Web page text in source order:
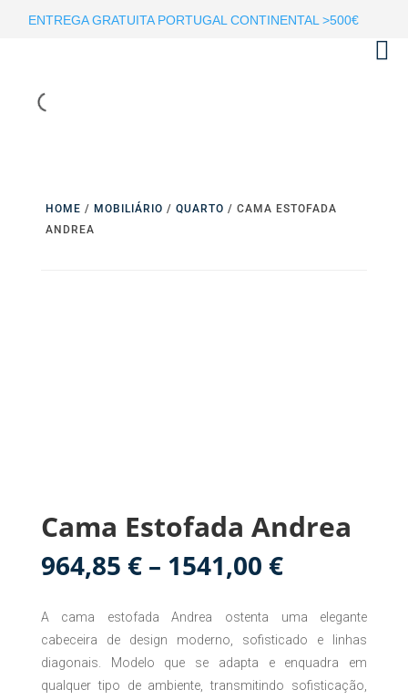
ENTREGA GRATUITA PORTUGAL CONTINENTAL >500€
HOME / MOBILIÁRIO / QUARTO / CAMA ESTOFADA
ANDREA
Cama Estofada Andrea
964,85 € – 1541,00 €Price
range:
964,85 €
through
1541,00 €
A cama estofada Andrea ostenta uma elegante
cabeceira de design moderno, sofisticado e linhas
diagonais. Modelo que se adapta e enquadra em
qualquer tipo de ambiente, transmitindo sofisticação,